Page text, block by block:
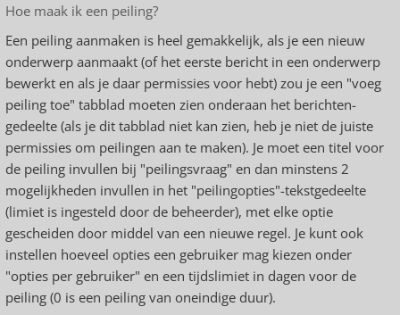
Hoe maak ik een peiling?
Een peiling aanmaken is heel gemakkelijk, als je een nieuw
onderwerp aanmaakt (of het eerste bericht in een onderwerp
bewerkt en als je daar permissies voor hebt) zou je een "voeg
peiling toe" tabblad moeten zien onderaan het berichten-
gedeelte (als je dit tabblad niet kan zien, heb je niet de juiste
permissies om peilingen aan te maken). Je moet een titel voor
de peiling invullen bij "peilingsvraag" en dan minstens 2
mogelijkheden invullen in het "peilingopties"-tekstgedeelte
(limiet is ingesteld door de beheerder), met elke optie
gescheiden door middel van een nieuwe regel. Je kunt ook
instellen hoeveel opties een gebruiker mag kiezen onder
"opties per gebruiker" en een tijdslimiet in dagen voor de
peiling (0 is een peiling van oneindige duur).